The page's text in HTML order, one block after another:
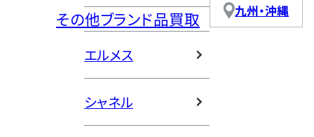
その他ブランド品買取
エルメス
シャネル
九州・沖縄